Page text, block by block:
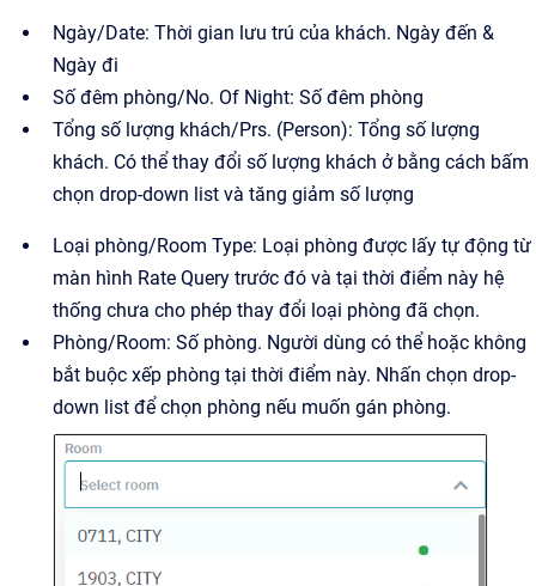
Ngày/Date: Thời gian lưu trú của khách. Ngày đến &
Ngày đi
Số đêm phòng/No. Of Night: Số đêm phòng
Tổng số lượng khách/Prs. (Person): Tổng số lượng
khách. Có thể thay đổi số lượng khách ở bằng cách bấm
chọn drop-down list và tăng giảm số lượng
Loại phòng/Room Type: Loại phòng được lấy tự động từ
màn hình Rate Query trước đó và tại thời điểm này hệ
thống chưa cho phép thay đổi loại phòng đã chọn.
Phòng/Room: Số phòng. Người dùng có thể hoặc không
bắt buộc xếp phòng tại thời điểm này. Nhấn chọn drop-
down list để chọn phòng nếu muốn gán phòng.